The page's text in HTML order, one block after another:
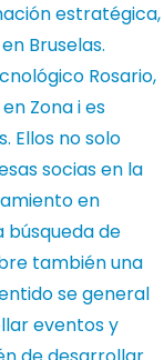
estratégica,
Bruselas.
Rosario,
Zona i es
Ellos no solo
socias en la
en
búsqueda de
también una
se general
eventos y